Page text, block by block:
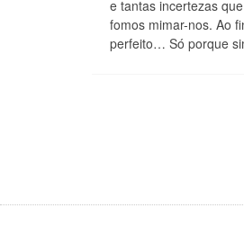
e tantas incertezas
fomos mimar-nos. Ao
perfeito… Só porque